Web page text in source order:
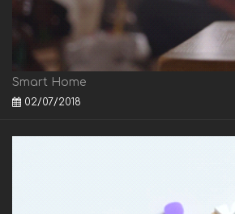
Smart Home
02/07/2018